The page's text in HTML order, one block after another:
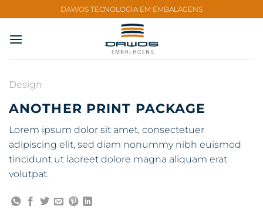
to
content
DAWOS TECNOLOGIA EM EMBALAGENS
Design
ANOTHER PRINT PACKAGE
Lorem ipsum dolor sit amet, consectetuer
adipiscing elit, sed diam nonummy nibh euismod
tincidunt ut laoreet dolore magna aliquam erat
volutpat.